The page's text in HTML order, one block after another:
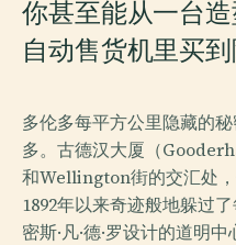
你甚至能从一台
自动售货机里买到
多伦多每平方公里隐藏的
多。古德汉大厦（
和Wellington街的交汇处
1892年以来奇迹般地躲过
密斯·凡·德·罗设计的道明